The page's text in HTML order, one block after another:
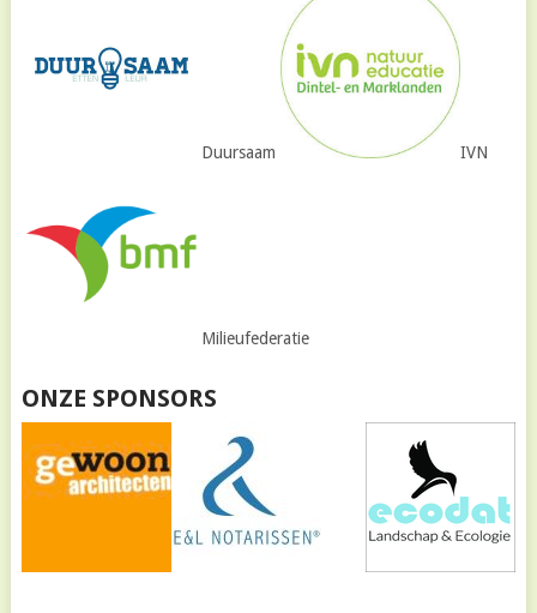
Duursaam IVN
Milieufederatie
ONZE SPONSORS